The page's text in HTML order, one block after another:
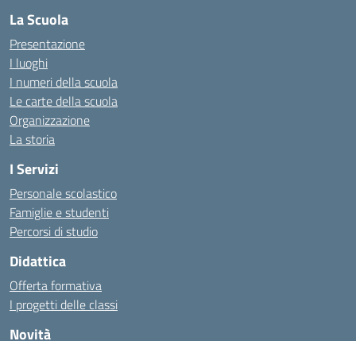
La Scuola
Presentazione
I luoghi
I numeri della scuola
Le carte della scuola
Organizzazione
La storia
I Servizi
Personale scolastico
Famiglie e studenti
Percorsi di studio
Didattica
Offerta formativa
I progetti delle classi
Novità